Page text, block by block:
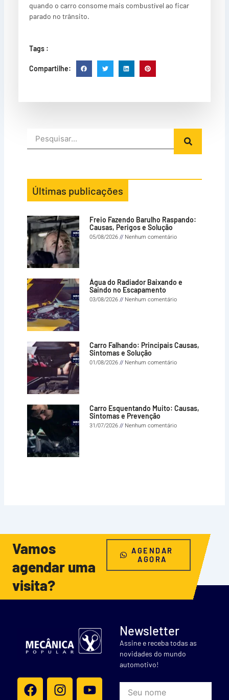
quando o carro consome mais combustível ao ficar
parado no trânsito.
Tags :
Compartilhe:
Últimas publicações
Freio Fazendo Barulho Raspando:
Causas, Perigos e Solução
05/08/2026
Nenhum comentário
Água do Radiador Baixando e
Saindo no Escapamento
03/08/2026
Nenhum comentário
Carro Falhando: Principais Causas,
Sintomas e Solução
01/08/2026
Nenhum comentário
Carro Esquentando Muito: Causas,
Sintomas e Prevenção
31/07/2026
Nenhum comentário
Vamos
agendar uma
visita?
AGENDAR
AGORA
F
a
I
n
Y
o
Newsletter
Assine e receba todas as
novidades do mundo
automotivo!
nome